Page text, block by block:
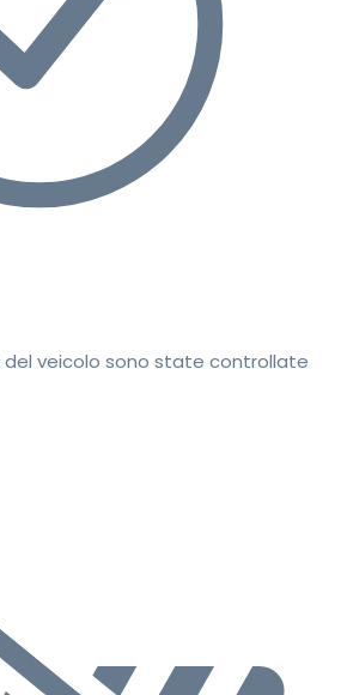
del veicolo sono state controllate